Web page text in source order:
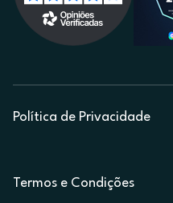
Política de Privacidade
Termos e Condições